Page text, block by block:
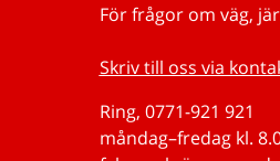
För frågor om väg,
Skriv till oss via
Ring, 0771-921 921
måndag–fredag kl.